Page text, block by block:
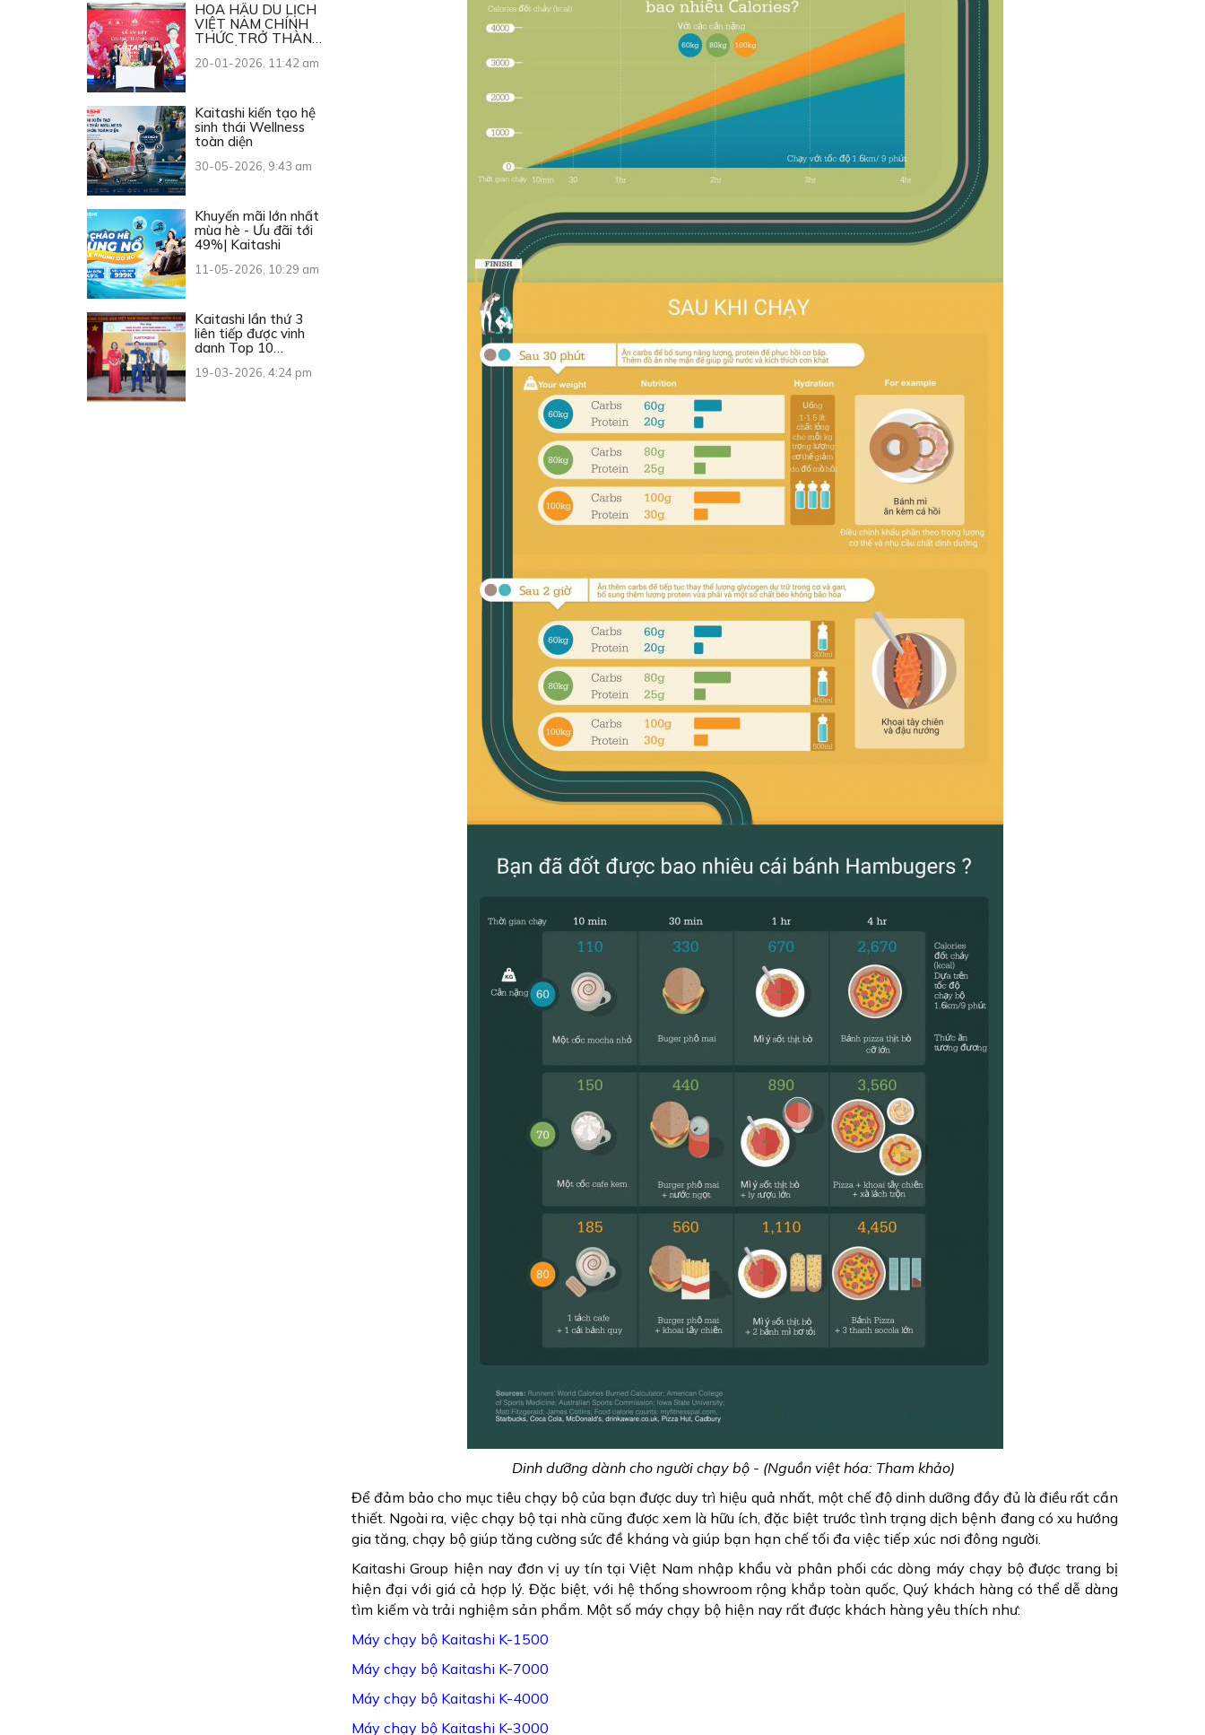
HOA HẬU DU LỊCH
VIỆT NAM CHÍNH
THỨC TRỞ THÀNH
HIỆU KAITASHI
20-01-2026, 11:42 am
Kaitashi kiến tạo hệ
sinh thái Wellness
toàn diện
30-05-2026, 9:43 am
Khuyến mãi lớn nhất
mùa hè - Ưu đãi tới
49%| Kaitashi
11-05-2026, 10:29 am
Kaitashi lần thứ 3
liên tiếp được vinh
danh Top 10
Việt Nam
19-03-2026, 4:24 pm
Dinh dưỡng dành cho người chạy bộ - (Nguồn việt hóa: Tham khảo)
Để đảm bảo cho mục tiêu chạy bộ của bạn được duy trì hiệu quả nhất, một chế độ dinh dưỡng đầy đủ là điều rất cần
thiết. Ngoài ra, việc chạy bộ tại nhà cũng được xem là hữu ích, đặc biệt trước tình trạng dịch bệnh đang có xu hướng
gia tăng, chạy bộ giúp tăng cường sức đề kháng và giúp bạn hạn chế tối đa việc tiếp xúc nơi đông người.
Kaitashi Group hiện nay đơn vị uy tín tại Việt Nam nhập khẩu và phân phối các dòng máy chạy bộ được trang bị
hiện đại với giá cả hợp lý. Đặc biệt, với hệ thống showroom rộng khắp toàn quốc, Quý khách hàng có thể dễ dàng
tìm kiếm và trải nghiệm sản phẩm. Một số máy chạy bộ hiện nay rất được khách hàng yêu thích như:
Máy chạy bộ Kaitashi K-1500
Máy chạy bộ Kaitashi K-7000
Máy chạy bộ Kaitashi K-4000
Máy chạy bộ Kaitashi K-3000